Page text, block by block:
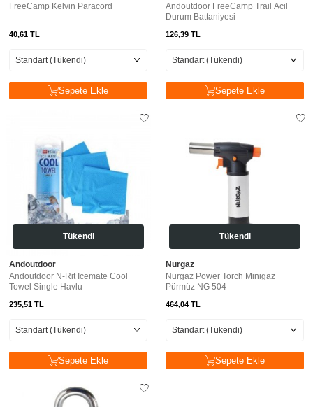
FreeCamp Kelvin Paracord
40,61 TL
Sepete Ekle
Andoutdoor FreeCamp Trail Acil
Durum Battaniyesi
126,39 TL
Sepete Ekle
Tükendi
Andoutdoor
Andoutdoor N-Rit Icemate Cool
Towel Single Havlu
235,51 TL
Sepete Ekle
Tükendi
Nurgaz
Nurgaz Power Torch Minigaz
Pürmüz NG 504
464,04 TL
Sepete Ekle